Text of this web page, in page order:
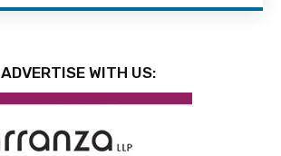
ADVERTISE WITH US: